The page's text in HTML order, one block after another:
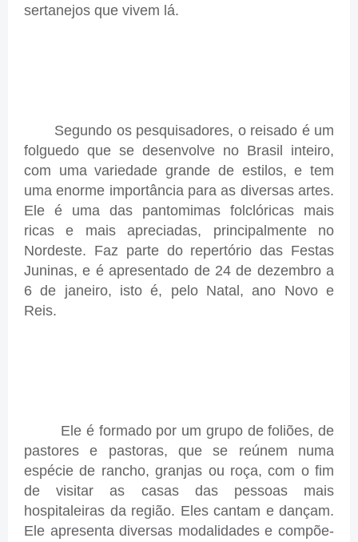
sertanejos que vivem lá.
Segundo os pesquisadores, o reisado é um
folguedo que se desenvolve no Brasil inteiro,
com uma variedade grande de estilos, e tem
uma enorme importância para as diversas artes.
Ele é uma das pantomimas folclóricas mais
ricas e mais apreciadas, principalmente no
Nordeste. Faz parte do repertório das Festas
Juninas, e é apresentado de 24 de dezembro a
6 de janeiro, isto é, pelo Natal, ano Novo e
Reis.
Ele é formado por um grupo de foliões, de
pastores e pastoras, que se reúnem numa
espécie de rancho, granjas ou roça, com o fim
de visitar as casas das pessoas mais
hospitaleiras da região. Eles cantam e dançam.
Ele apresenta diversas modalidades e compõe-